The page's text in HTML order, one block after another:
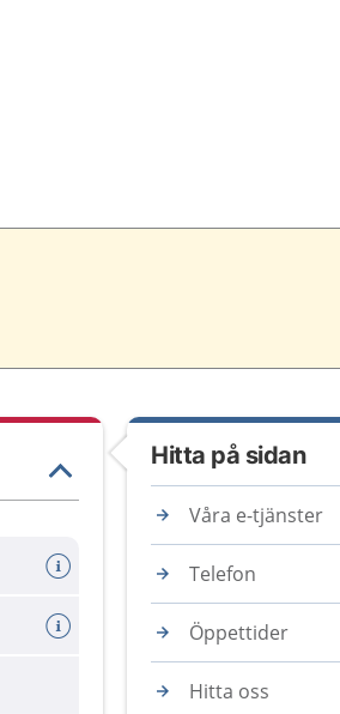
Hitta på sidan
Våra e-tjänster
Telefon
Öppettider
Hitta oss